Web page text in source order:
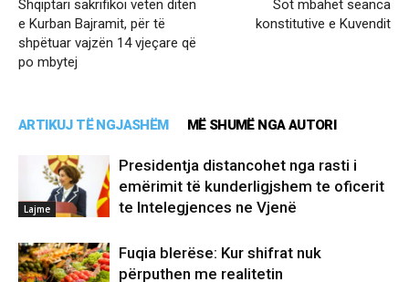
Shqiptari sakrifikoi veten ditën
e Kurban Bajramit, për të
shpëtuar vajzën 14 vjeçare që
po mbytej
Sot mbahet seanca
konstitutive e Kuvendit
ARTIKUJ TË NGJASHËM MË SHUMË NGA AUTORI
Lajme
Presidentja distancohet nga rasti i
emërimit të kunderligjshem te oficerit
te Intelegjences ne Vjenë
Fuqia blerëse: Kur shifrat nuk
përputhen me realitetin